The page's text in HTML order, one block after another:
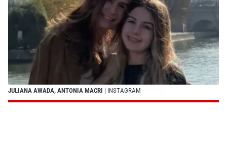
JULIANA AWADA, ANTONIA MACRI | INSTAGRAM